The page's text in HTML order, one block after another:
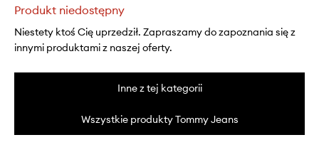
Produkt niedostępny
Niestety ktoś Cię uprzedził. Zapraszamy do zapoznania się z
innymi produktami z naszej oferty.
Inne z tej kategorii
Wszystkie produkty Tommy Jeans